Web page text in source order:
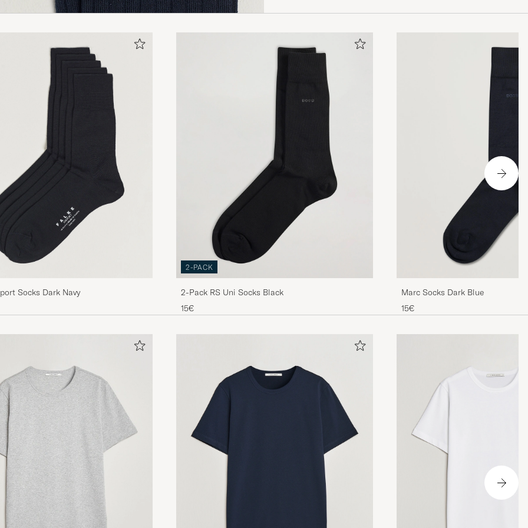
Socks Dark Navy
2-PACK
2-Pack RS Uni Socks Black
15€
Marc Socks Dark Blue
15€